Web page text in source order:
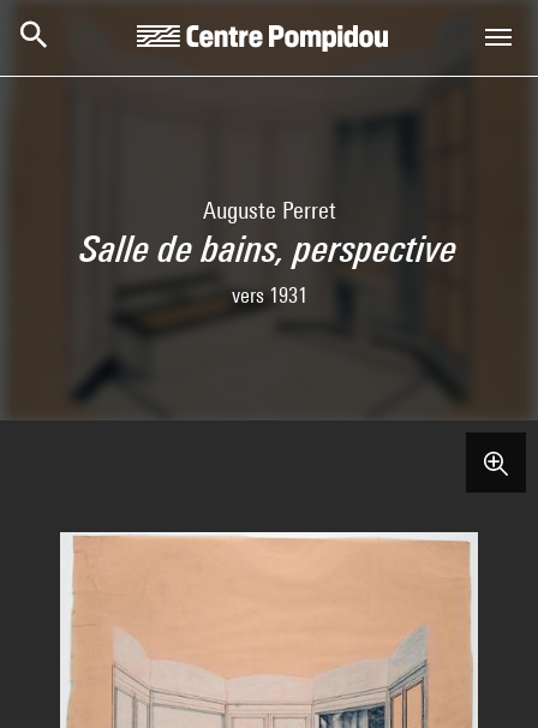
Auguste Perret
Salle de bains, perspective
vers 1931